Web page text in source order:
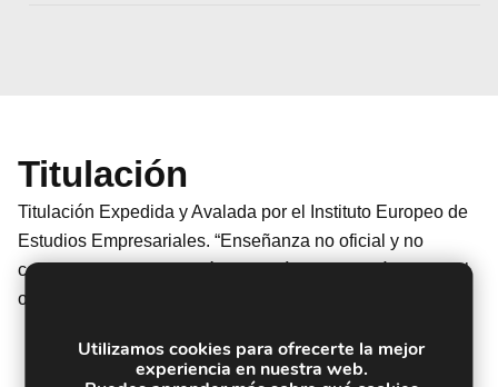
Titulación
Titulación Expedida y Avalada por el Instituto Europeo de
Estudios Empresariales. “Enseñanza no oficial y no
conducente a la obtención de un título con carácter oficial
o certificado de profesionalidad.”
Utilizamos cookies para ofrecerte la mejor
experiencia en nuestra web.